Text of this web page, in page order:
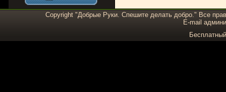
Copyright "Добрые Руки. Спешите делать добро." Все
E-mail